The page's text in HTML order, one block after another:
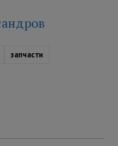
запчасти